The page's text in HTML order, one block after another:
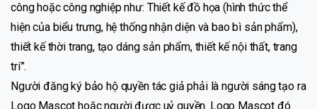
công hoặc công nghiệp như: Thiết kế đồ họa (hình thức thể
hiện của biểu trưng, hệ thống nhận diện và bao bì sản phẩm),
thiết kế thời trang, tạo dáng sản phẩm, thiết kế nội thất, trang
trí”.
Người đăng ký bảo hộ quyền tác giả phải là người sáng tạo ra
Logo Mascot hoặc người được uỷ quyền. Logo Mascot đó